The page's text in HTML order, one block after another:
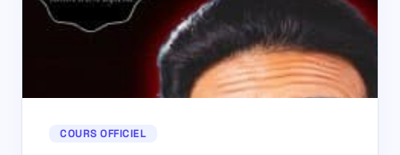
COURS OFFICIEL